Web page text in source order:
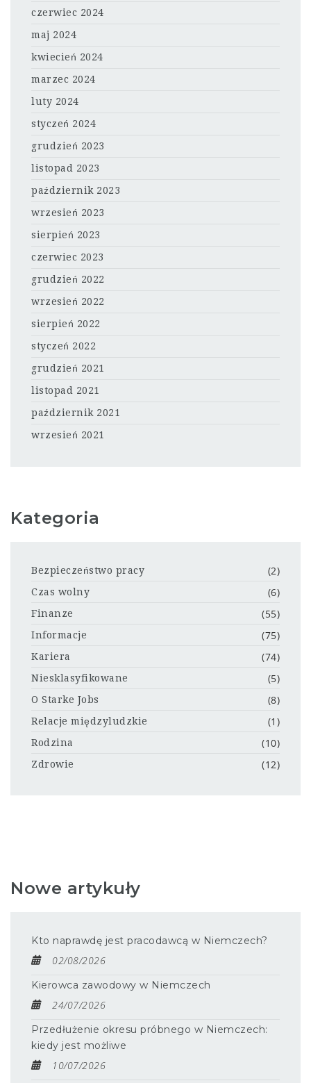
czerwiec 2024
maj 2024
kwiecień 2024
marzec 2024
luty 2024
styczeń 2024
grudzień 2023
listopad 2023
październik 2023
wrzesień 2023
sierpień 2023
czerwiec 2023
grudzień 2022
wrzesień 2022
sierpień 2022
styczeń 2022
grudzień 2021
listopad 2021
październik 2021
wrzesień 2021
Kategoria
Bezpieczeństwo pracy (2)
Czas wolny (6)
Finanze (55)
Informacje (75)
Kariera (74)
Niesklasyfikowane (5)
O Starke Jobs (8)
Relacje międzyludzkie (1)
Rodzina (10)
Zdrowie (12)
Nowe artykuły
Kto naprawdę jest pracodawcą w Niemczech?
02/08/2026
Kierowca zawodowy w Niemczech
24/07/2026
Przedłużenie okresu próbnego w Niemczech:
kiedy jest możliwe
10/07/2026